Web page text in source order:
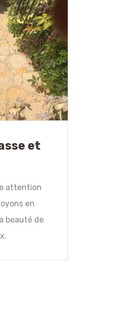
et
attention
en
beauté de